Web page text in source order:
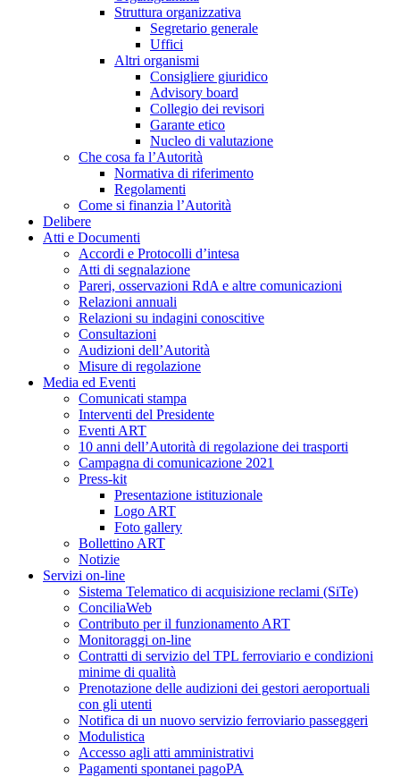
Struttura organizzativa
Segretario generale
Uffici
Altri organismi
Consigliere giuridico
Advisory board
Collegio dei revisori
Garante etico
Nucleo di valutazione
Che cosa fa l’Autorità
Normativa di riferimento
Regolamenti
Come si finanzia l’Autorità
Delibere
Atti e Documenti
Accordi e Protocolli d’intesa
Atti di segnalazione
Pareri, osservazioni RdA e altre comunicazioni
Relazioni annuali
Relazioni su indagini conoscitive
Consultazioni
Audizioni dell’Autorità
Misure di regolazione
Media ed Eventi
Comunicati stampa
Interventi del Presidente
Eventi ART
10 anni dell’Autorità di regolazione dei trasporti
Campagna di comunicazione 2021
Press-kit
Presentazione istituzionale
Logo ART
Foto gallery
Bollettino ART
Notizie
Servizi on-line
Sistema Telematico di acquisizione reclami (SiTe)
ConciliaWeb
Contributo per il funzionamento ART
Monitoraggi on-line
Contratti di servizio del TPL ferroviario e condizioni
minime di qualità
Prenotazione delle audizioni dei gestori aeroportuali
con gli utenti
Notifica di un nuovo servizio ferroviario passeggeri
Modulistica
Accesso agli atti amministrativi
Pagamenti spontanei pagoPA